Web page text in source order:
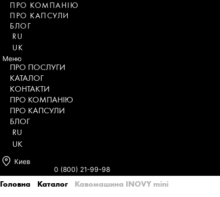
ПРО КОМПАНІЮ
ПРО КАПСУЛИ
БЛОГ
RU
UK
Меню
ПРО ПОСЛУГИ
КАТАЛОГ
KОНТАКТИ
ПРО КОМПАНІЮ
ПРО КАПСУЛИ
БЛОГ
RU
UK
Киев
0 (800) 21-99-98
Головна Каталог Кавомашина INOVY mini